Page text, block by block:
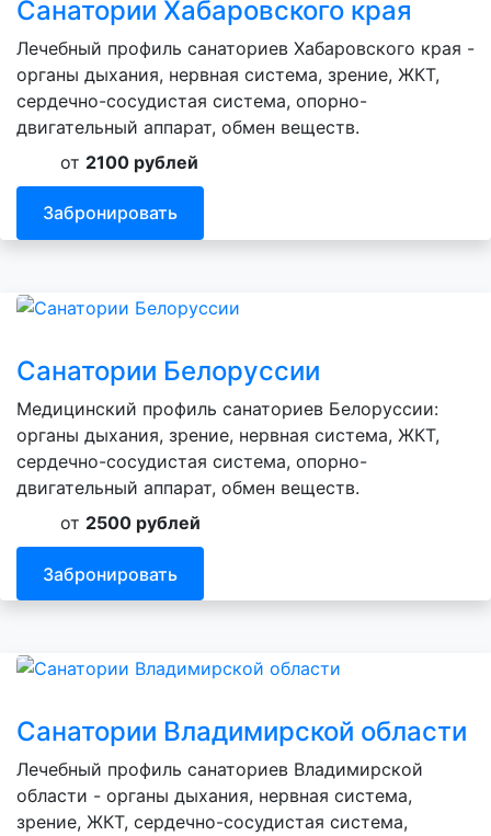
Санатории Хабаровского края
Лечебный профиль санаториев Хабаровского края -
органы дыхания, нервная система, зрение, ЖКТ,
сердечно-сосудистая система, опорно-
двигательный аппарат, обмен веществ.
от 2100 рублей
Забронировать
Санатории Белоруссии
Медицинский профиль санаториев Белоруссии:
органы дыхания, зрение, нервная система, ЖКТ,
сердечно-сосудистая система, опорно-
двигательный аппарат, обмен веществ.
от 2500 рублей
Забронировать
Санатории Владимирской области
Лечебный профиль санаториев Владимирской
области - органы дыхания, нервная система,
зрение, ЖКТ, сердечно-сосудистая система,